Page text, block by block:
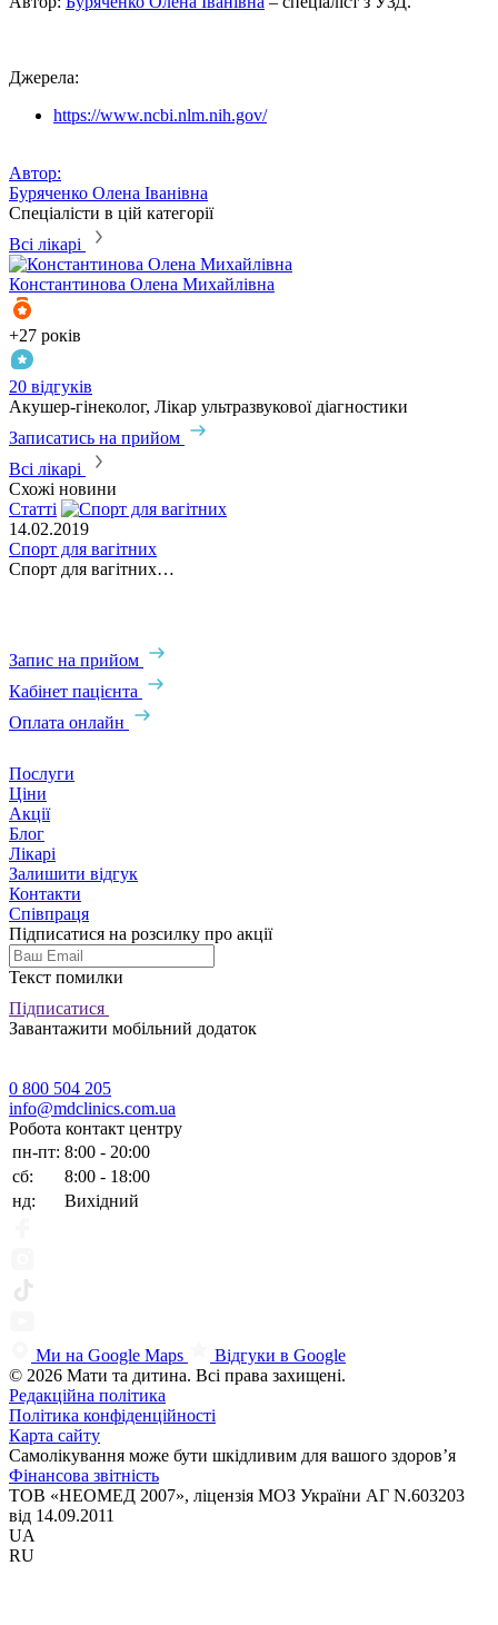
Джерела:
https://www.ncbi.nlm.nih.gov/
Автор:
Буряченко Олена Іванівна
Спеціалісти в цій категорії
Всі лікарі
Константинова Олена Михайлівна
+27 років
20 відгуків
Акушер-гінеколог, Лікар ультразвукової діагностики
Записатись на прийом
Всі лікарі
Схожі новини
Статті
14.02.2019
Спорт для вагітних
Спорт для вагітних…
Запис на прийом
Кабінет пацієнта
Оплата онлайн
Послуги
Ціни
Акції
Блог
Лікарі
Залишити відгук
Контакти
Співпраця
Підписатися на розсилку про акції
Текст помилки
Підписатися
Завантажити мобільний додаток
0 800 504 205
info@mdclinics.com.ua
Робота контакт центру
пн-пт: 8:00 - 20:00
сб:
8:00 - 18:00
нд:
Вихідний
Ми на Google Maps
Відгуки в Google
© 2026 Мати та дитина. Всі права захищені.
Редакційна політика
Політика конфіденційності
Карта сайту
Самолікування може бути шкідливим для вашого здоров’я
Фінансова звітність
ТОВ «НЕОМЕД 2007», ліцензія МОЗ України АГ N.603203
від 14.09.2011
UA
RU